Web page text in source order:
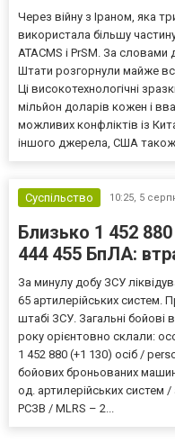
Через війну з Іраном, яка
використала більшу
ATACMS і PrSM. За
Штати розгорнули майже
Ці високотехнологічні
мільйон доларів кожен і
можливих конфліктів із
іншого джерела, США також
Суспільство 10:25, 5
Близько 1 452
444 455 БпЛА:
За минулу добу ЗСУ
65 артилерійських систем.
штабі ЗСУ. Загальні бойові
року орієнтовно склали:
1 452 880 (+1 130) осіб /
бойових броньованих
од. артилерійських систем
РСЗВ / MLRS – 2...